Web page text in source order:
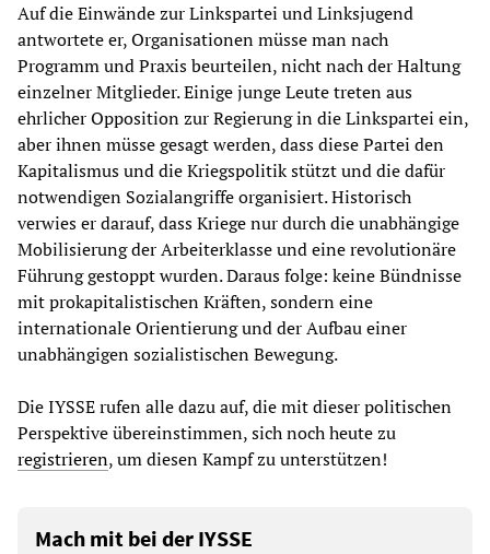
Auf die Einwände zur Linkspartei und Linksjugend
antwortete er, Organisationen müsse man nach
Programm und Praxis beurteilen, nicht nach der Haltung
einzelner Mitglieder. Einige junge Leute treten aus
ehrlicher Opposition zur Regierung in die Linkspartei ein,
aber ihnen müsse gesagt werden, dass diese Partei den
Kapitalismus und die Kriegspolitik stützt und die dafür
notwendigen Sozialangriffe organisiert. Historisch
verwies er darauf, dass Kriege nur durch die unabhängige
Mobilisierung der Arbeiterklasse und eine revolutionäre
Führung gestoppt wurden. Daraus folge: keine Bündnisse
mit prokapitalistischen Kräften, sondern eine
internationale Orientierung und der Aufbau einer
unabhängigen sozialistischen Bewegung.
Die IYSSE rufen alle dazu auf, die mit dieser politischen
Perspektive übereinstimmen, sich noch heute zu
registrieren, um diesen Kampf zu unterstützen!
Mach mit bei der IYSSE